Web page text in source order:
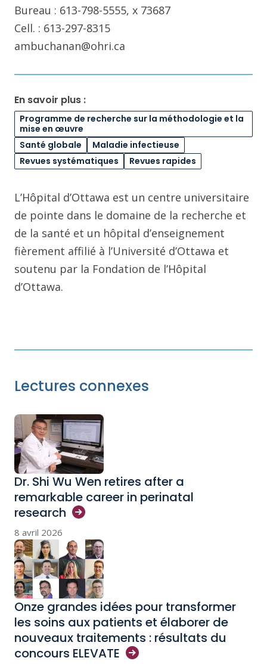
Bureau : 613-798-5555, x 73687
Cell. : 613-297-8315
ambuchanan@ohri.ca
En savoir plus :
Programme de recherche sur la méthodologie et la
mise en œuvre
Santé globale
Maladie infectieuse
Revues systématiques
Revues rapides
L’Hôpital d’Ottawa est un centre universitaire
de pointe dans le domaine de la recherche et
de la santé et un hôpital d’enseignement
fièrement affilié à l’Université d’Ottawa et
soutenu par la Fondation de l’Hôpital
d’Ottawa.
Lectures connexes
Dr. Shi Wu Wen retires after a
remarkable career in perinatal
research
8 avril 2026
Onze grandes idées pour transformer
les soins aux patients et élaborer de
nouveaux traitements : résultats du
concours ELEVATE